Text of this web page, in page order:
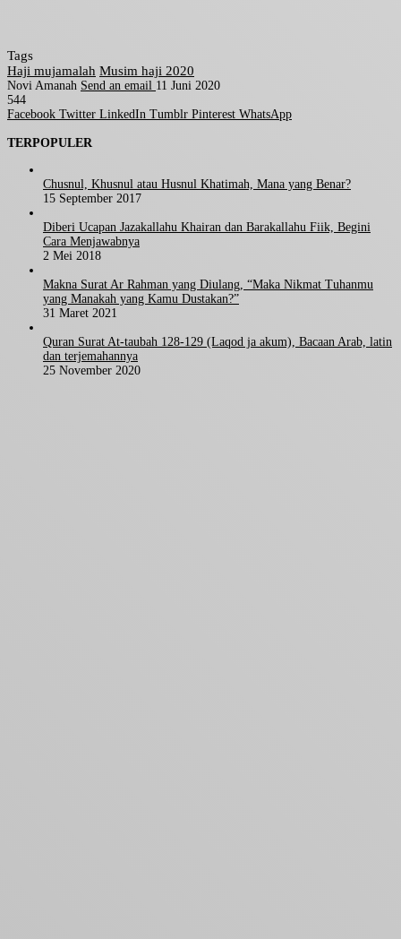
Tags
Haji mujamalah Musim haji 2020
Novi Amanah Send an email 11 Juni 2020
544
Facebook Twitter LinkedIn Tumblr Pinterest WhatsApp
TERPOPULER
Chusnul, Khusnul atau Husnul Khatimah, Mana yang Benar?
15 September 2017
Diberi Ucapan Jazakallahu Khairan dan Barakallahu Fiik, Begini
Cara Menjawabnya
2 Mei 2018
Makna Surat Ar Rahman yang Diulang, “Maka Nikmat Tuhanmu
yang Manakah yang Kamu Dustakan?”
31 Maret 2021
Quran Surat At-taubah 128-129 (Laqod ja akum), Bacaan Arab, latin
dan terjemahannya
25 November 2020